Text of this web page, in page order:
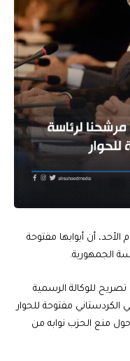
الأحد، أن أبوابها مفتوحة
الجمهورية.
للوكالة الرسمية
الكردستاني مفتوحة للحوار
منع الحزب نوابه من